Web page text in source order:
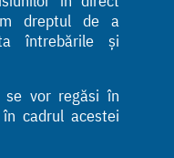
dreptul de a
întrebările și
se vor regăsi în
cadrul acestei